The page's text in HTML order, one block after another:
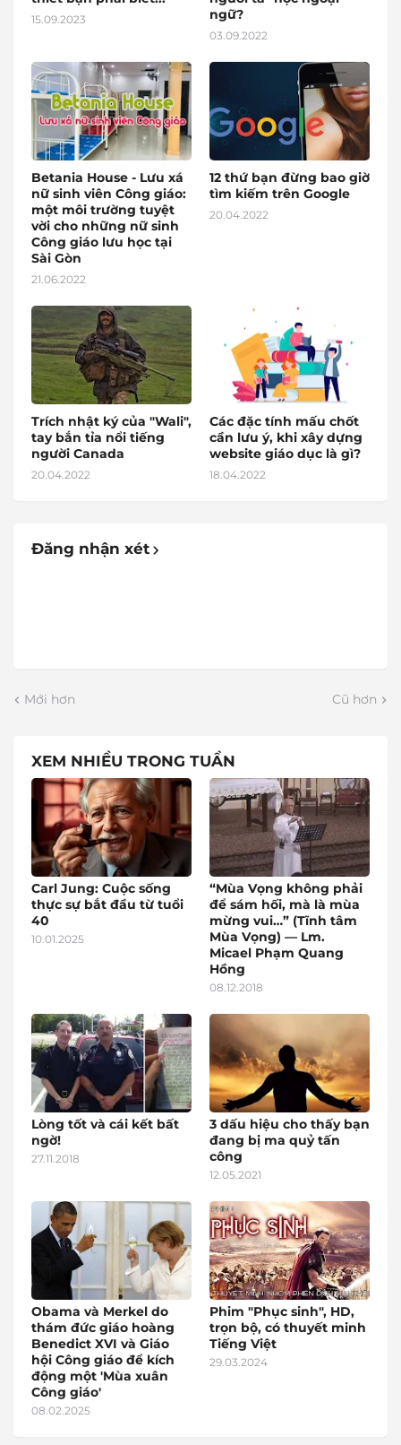
15.09.2023
ngữ?
03.09.2022
Betania House - Lưu xá
nữ sinh viên Công giáo:
một môi trường tuyệt
vời cho những nữ sinh
Công giáo lưu học tại
Sài Gòn
21.06.2022
12 thứ bạn đừng bao giờ
tìm kiếm trên Google
20.04.2022
Trích nhật ký của "Wali",
tay bắn tỉa nổi tiếng
người Canada
20.04.2022
Các đặc tính mấu chốt
cần lưu ý, khi xây dựng
website giáo dục là gì?
18.04.2022
Đăng nhận xét
Mới hơn Cũ hơn
XEM NHIỀU TRONG TUẦN
Carl Jung: Cuộc sống
thực sự bắt đầu từ tuổi
40
10.01.2025
“Mùa Vọng không phải
để sám hối, mà là mùa
mừng vui…” (Tĩnh tâm
Mùa Vọng) — Lm.
Micael Phạm Quang
Hồng
08.12.2018
Lòng tốt và cái kết bất
ngờ!
27.11.2018
3 dấu hiệu cho thấy bạn
đang bị ma quỷ tấn
công
12.05.2021
Obama và Merkel do
thám đức giáo hoàng
Benedict XVI và Giáo
hội Công giáo để kích
động một 'Mùa xuân
Công giáo'
08.02.2025
Phim "Phục sinh", HD,
trọn bộ, có thuyết minh
Tiếng Việt
29.03.2024